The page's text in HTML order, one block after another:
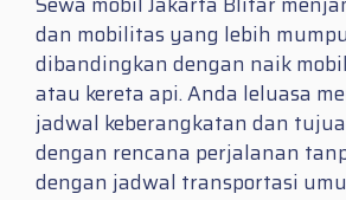
dan mobilitas yang lebih
dibandingkan dengan naik
atau kereta api. Anda leluasa
jadwal keberangkatan dan
dengan rencana perjalanan
dengan jadwal transportasi